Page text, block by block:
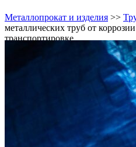
Металлопрокат и изделия >>
металлических труб от
транспортировке